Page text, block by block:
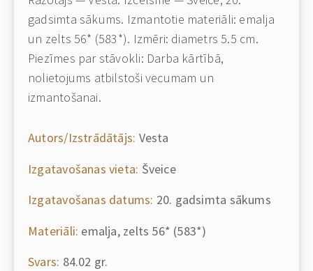
gadsimta sākums. Izmantotie materiāli: emalja
un zelts 56* (583*). Izmēri: diametrs 5.5 cm.
Piezīmes par stāvokli: Darba kārtībā,
nolietojums atbilstoši vecumam un
izmantošanai.
Autors/Izstrādātājs: Vesta
Izgatavošanas vieta: Šveice
Izgatavošanas datums: 20. gadsimta sākums
Materiāli: emalja, zelts 56* (583*)
Svars: 84.02 gr.